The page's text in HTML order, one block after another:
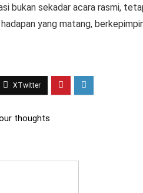
bukan sekadar acara rasmi,
yang matang,
thoughts